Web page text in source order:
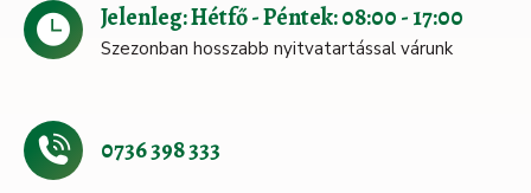
Jelenleg: Hétfő - Péntek: 08:00 - 17:00
Szezonban hosszabb nyitvatartással várunk
0736 398 333